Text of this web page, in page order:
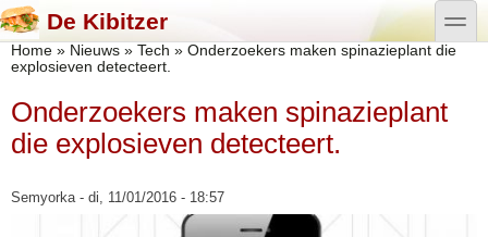
Overslaan en naar de algemene inhoud gaan
Skip to search
De Kibitzer
toggle
U bent hier
Home » Nieuws » Tech » Onderzoekers maken spinazieplant die
explosieven detecteert.
Onderzoekers maken spinazieplant
die explosieven detecteert.
Semyorka - di, 11/01/2016 - 18:57